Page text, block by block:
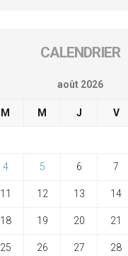
CALENDRIER
août 2026
M M J V
4 5 6 7
11 12 13 14
18 19 20 21
25 26 27 28